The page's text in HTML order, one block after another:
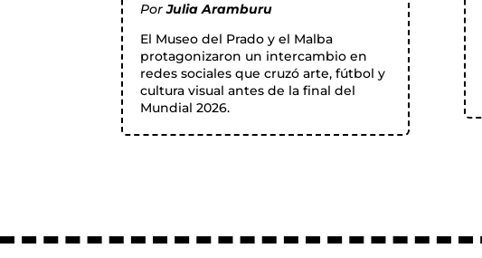
PorJulia Aramburu
El Museo del Prado y el Malba
protagonizaron un intercambio en
redes sociales que cruzó arte, fútbol y
cultura visual antes de la final del
Mundial 2026.